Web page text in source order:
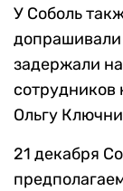
У Соболь
допрашивали
задержали
Ольгу
21 декабря